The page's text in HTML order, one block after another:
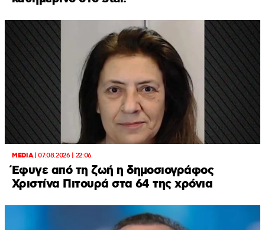
MEDIA|07.08.2026 | 22:06
Έφυγε από τη ζωή η δημοσιογράφος
Χριστίνα Πιτουρά στα 64 της χρόνια